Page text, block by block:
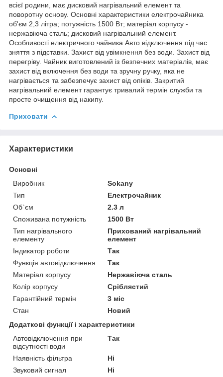
всієї родини, має дисковий нагрівальний елемент та
поворотну основу. Основні характеристики електрочайника
об'єм 2,3 літра; потужність 1500 Вт; матеріал корпусу -
нержавіюча сталь; дисковий нагрівальний елемент.
Особливості електричного чайника Авто відключення під час
зняття з підставки. Захист від увімкнення без води. Захист від
перегріву. Чайник виготовлений із безпечних матеріалів, має
захист від включення без води та зручну ручку, яка не
нагрівається та забезпечує захист від опіків. Закритий
нагрівальний елемент гарантує тривалий термін служби та
просте очищення від накипу.
Приховати
Характеристики
Основні
Виробник
Sokany
Тип
Електрочайник
Об`єм
2.3 л
Споживана потужність
1500 Вт
Тип нагрівального
елементу
Прихований нагрівальний
елемент
Індикатор роботи
Так
Функція автовідключення
Так
Матеріал корпусу
Нержавіюча сталь
Колір корпусу
Сріблястий
Гарантійний термін
3 міс
Стан
Новий
Додаткові функції і характеристики
Автовідключення при
відсутності води
Так
Наявність фільтра
Ні
Звуковий сигнал
Ні